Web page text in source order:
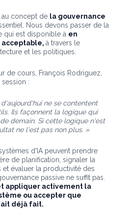
au concept de la gouvernance
Nous devons passer de la
qui est disponible à en
acceptable, à travers le
et les politiques.
de cours, François Rodriguez,
:
ne se contentent
Ils façonnent la logique qui
demain. Si cette logique n'est
ne l'est pas non plus. »
d'IA peuvent prendre
de planification, signaler la
et évaluer la productivité des
passive ne suffit pas.
appliquer activement la
ou accepter que
déjà fait.